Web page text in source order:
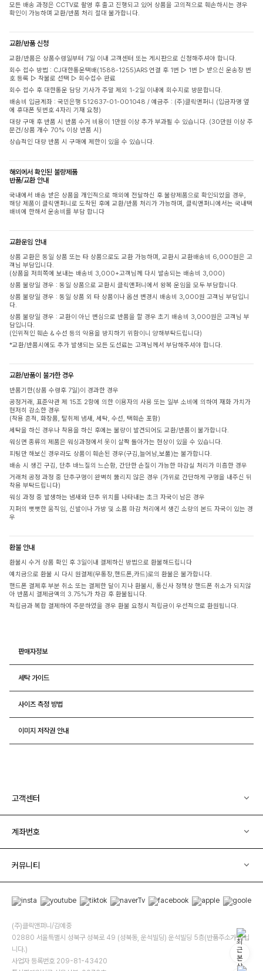
모든 배송 과정은 CCTV로 촬영 후 출고 진행되고 있어 상품을 고의적으로 훼손하시는 경우
확인이 가능하며 교환/반품 처리 절대 불가합니다.
교환/반품 신청
교환/반품은 상품수령일부터 7일 이내 고객센터 또는 게시판으로 신청해주셔야 합니다.
회수 접수 방법 : CJ대한통운택배(1588-1255)ARS 연결 후 1번 ▷ 1번 ▷ 받으신 운송장 번
호 등록 ▷ 착불로 선택 ▷ 회수접수 완료
회수 접수 후 대한통운 담당 기사가 주말 제외 1-2일 이내에 회수지로 방문합니다.
배송비 입금계좌 : 국민은행 512637-01-001048 / 예금주 : (주)클릭앤퍼니 (입금자명 옆
에 휴대폰 뒷번호 4자리 기재 요청)
대량 구매 후 반품 시 반품 수거 비용이 1만원 이상 추가 부과될 수 있습니다. (30만원 이상 주
문건/상품 개수 70% 이상 반품 시)
상습적인 대량 반품 시 구매에 제한이 있을 수 있습니다.
해외에서 확인된 불량제품
반품/교환 안내
국내에서 배송 받은 상품을 개인적으로 해외에 전달하신 후 불량제품으로 확인되었을 경우,
해당 제품이 클릭앤퍼니로 도착된 후에 교환/반품 처리가 가능하며, 클릭앤퍼니에서는 국내택
배비에 한해서 운송비를 부담 합니다
교환운임 안내
상품 교환은 동일 상품 또는 타 상품으로도 교환 가능하며, 교환시 교환배송비 6,000원은 고
객님 부담입니다.
(상품을 저희쪽에 보내는 배송비 3,000+고객님께 다시 발송되는 배송비 3,000)
상품 불량일 경우 : 동일 상품으로 교환시 클릭앤퍼니에서 왕복 운임을 모두 부담합니다.
상품 불량일 경우 : 동일 상품 외 타 상품이나 옵션 변경시 배송비 3,000원 고객님 부담입니
다.
상품 불량일 경우 : 교환이 아닌 변심으로 반품을 할 경우 초기 배송비 3,000원은 고객님 부
담입니다.
(인위적인 훼손 & 수선 등의 악용을 방지하기 위함이니 양해부탁드립니다)
*교환/반품시에도 추가 발생되는 모든 도선료는 고객님께서 부담해주셔야 합니다.
교환/반품이 불가한 경우
반품기한(상품 수령후 7일)이 경과한 경우
공정거래, 표준약관 제 15조 2항에 의한 이용자의 사용 또는 일부 소비에 의하여 재화 가치가
현저히 감소한 경우
(착용 흔적, 화장품, 탈취제 냄새, 세탁, 수선, 택훼손 포함)
세탁을 하신 경우나 착용을 하신 후에는 불량이 발견되어도 교환/반품이 불가합니다.
워싱면 종류의 제품은 워싱과정에서 옷이 살짝 돌아가는 현상이 있을 수 있습니다.
피팅만 해보신 경우라도 상품이 훼손된 경우(구김,늘어남,보풀)는 불가합니다.
배송 시 생긴 구김, 단추 바느질의 느슨함, 간단한 손질이 가능한 마감실 처리가 미흡한 경우
거래처 공정 과정 중 단추구멍이 완벽히 뚫리지 않은 경우 (가위로 간단하게 구멍을 내주신 뒤
착용 부탁드립니다)
워싱 과정 중 발생하는 냄새와 단추 위치를 나타내는 초크 자국이 남은 경우
지퍼의 뻣뻣한 움직임, 신발이나 가방 및 소품 마감 처리에서 생긴 소량의 본드 자국이 있는 경
우
환불 안내
환불시 수거 상품 확인 후 3일이내 결제하신 방법으로 환불해드립니다
예치금으로 환불 시 다시 원결제(무통장,핸드폰,카드)로의 환불은 불가합니다.
핸드폰 결제후 부분 취소 또는 결제한 달이 지나 환불시, 통신사 정책상 핸드폰 취소가 되지않
아 반품시 결제금액의 3.75%가 차감 후 환불됩니다.
적립금과 복합 결제하여 주문하였을 경우 환불 요청시 적립금이 우선적으로 환원됩니다.
판매자정보
세탁 가이드
사이즈 측정 방법
이미지 저작권 안내
고객센터
계좌번호
커뮤니티
(주)클릭앤퍼니/김예중
02880 서울특별시 성북구 성북로 49 (성북동, 운석빌딩) 운석빌딩 5층(반품주소가 아닙
니다.)
사업자 등록번호 209-81-43420